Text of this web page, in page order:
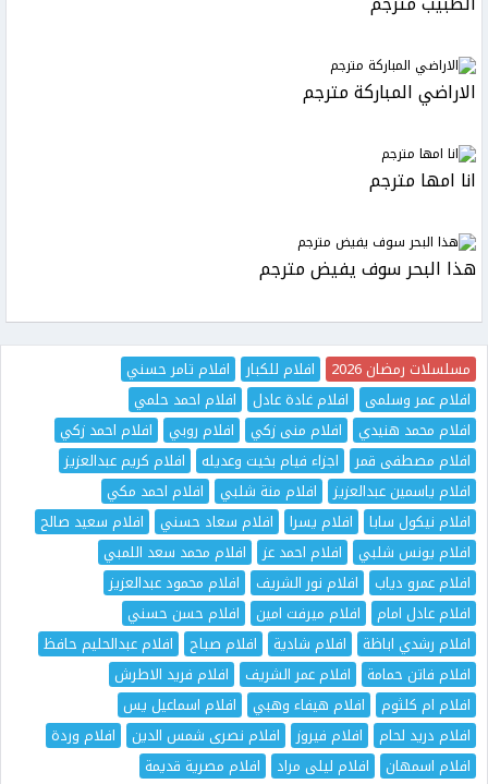
الاراضي المباركة مترجم
انا امها مترجم
هذا البحر سوف يفيض مترجم
مسلسلات رمضان 2026 افلام للكبار
افلام تامر حسني
افلام عمر وسلمى
افلام غادة عادل
افلام احمد حلمي
افلام محمد هنيدي
افلام منى زكي افلام روبي
افلام احمد زكي
افلام مصطفى قمر
اجزاء فيام بخيت وعديله
افلام كريم عبدالعزيز
افلام ياسمين عبدالعزيز
افلام منة شلبي
افلام احمد مكي
افلام نيكول سابا
افلام يسرا افلام سعاد حسني
افلام سعيد صالح
افلام يونس شلبي
افلام احمد عز
افلام محمد سعد اللمبي
افلام عمرو دياب
افلام نور الشريف
افلام محمود عبدالعزيز
افلام عادل امام
افلام ميرفت امين
افلام حسن حسني
افلام رشدي اباظة
افلام شادية افلام صباح
افلام عبدالحليم حافظ
افلام فاتن حمامة
افلام عمر الشريف
افلام فريد الاطرش
افلام ام كلثوم
افلام هيفاء وهبي
افلام اسماعيل يس
افلام دريد لحام
افلام فيروز افلام نصرى شمس الدين
افلام وردة
افلام اسمهان
افلام ليلى مراد
افلام مصرية قديمة